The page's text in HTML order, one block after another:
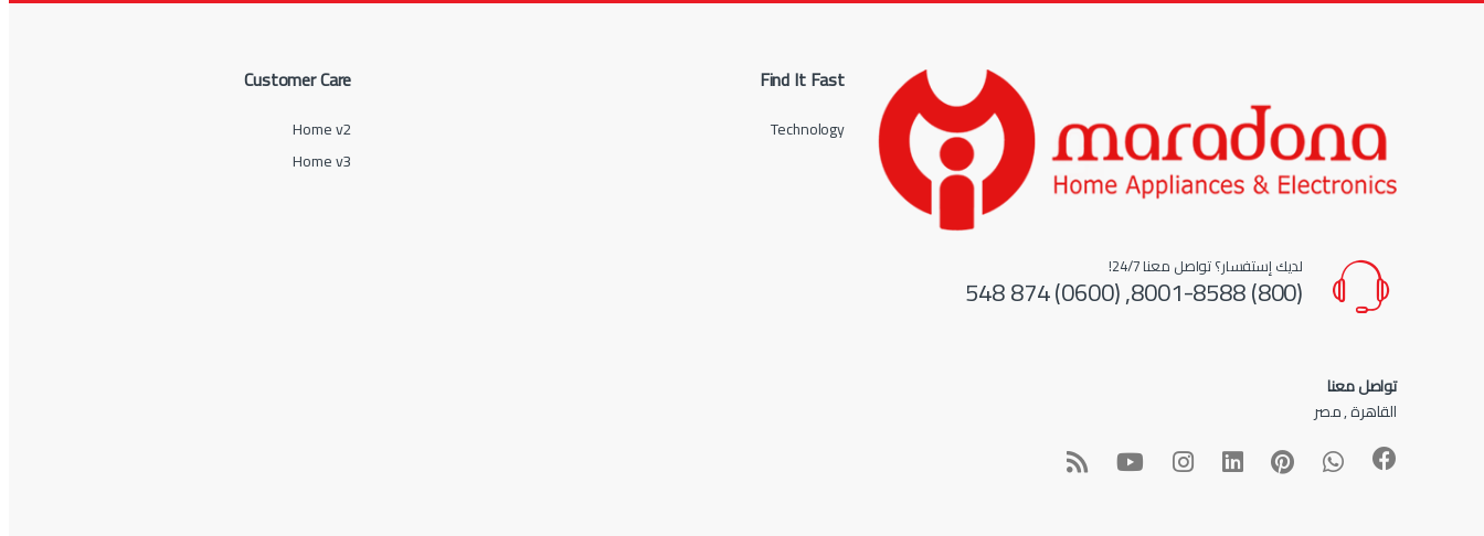
لديك إستفسار؟ تواصل معنا 24/7!
(800) 8001-8588, (0600) 874 548
تواصل معنا
القاهرة , مصر
Find It Fast
Technology
Customer Care
Home v2
Home v3